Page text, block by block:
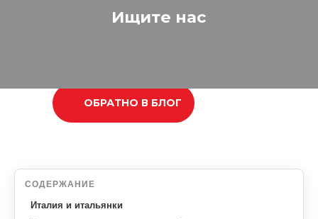
Ищите нас
ОБРАТНО В БЛОГ
СОДЕРЖАНИЕ
Италия и итальянки